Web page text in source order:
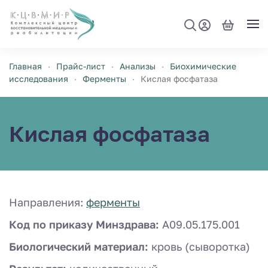
Перейти к содержимому
Главная Прайс-лист Анализы
Биохимические
исследования
Ферменты Кислая фосфатаза
Кислая фосфатаза
Направления: ферменты
Код по приказу Минздрава: A09.05.175.001
Биологический материал: кровь (сыворотка)